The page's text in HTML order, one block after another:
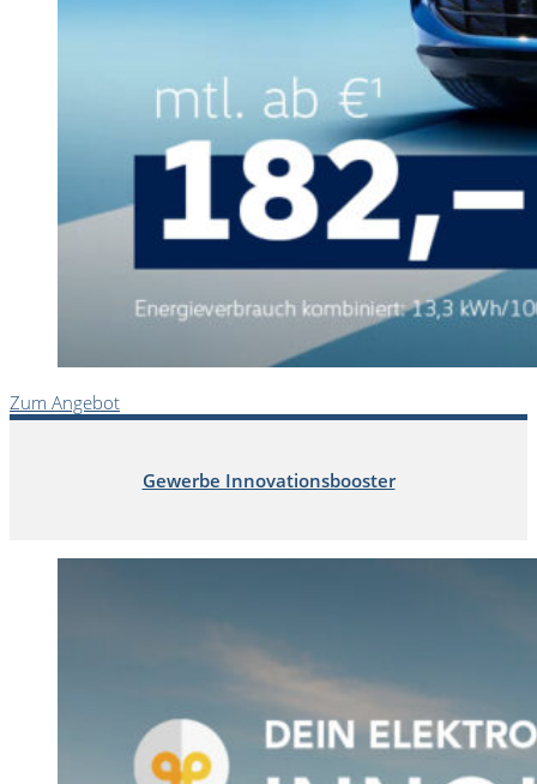
Zum Angebot
Gewerbe Innovationsbooster